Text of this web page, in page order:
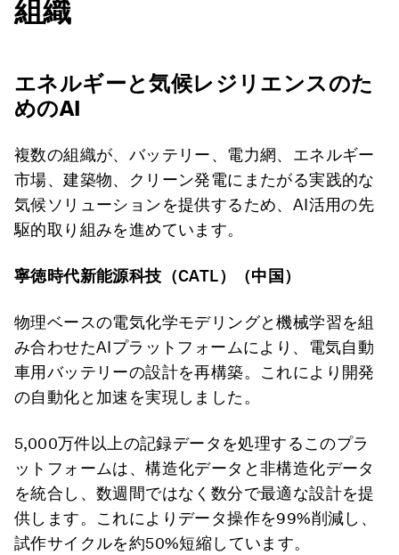
組織
エネルギーと気候レジリエンスのた
めのAI
複数の組織が、バッテリー、電力網、エネルギー
市場、建築物、クリーン発電にまたがる実践的な
気候ソリューションを提供するため、AI活用の先
駆的取り組みを進めています。
寧徳時代新能源科技（CATL）（中国）
物理ベースの電気化学モデリングと機械学習を組
み合わせたAIプラットフォームにより、電気自動
車用バッテリーの設計を再構築。これにより開発
の自動化と加速を実現しました。
5,000万件以上の記録データを処理するこのプラ
ットフォームは、構造化データと非構造化データ
を統合し、数週間ではなく数分で最適な設計を提
供します。これによりデータ操作を99%削減し、
試作サイクルを約50%短縮しています。